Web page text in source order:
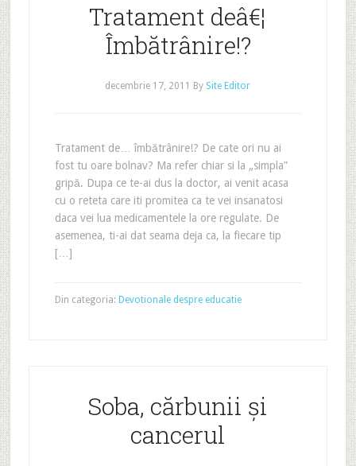
Tratament deâ€¦
Îmbătrânire!?
decembrie 17, 2011 By Site Editor
Tratament de… îmbătrânire!? De cate ori nu ai
fost tu oare bolnav? Ma refer chiar si la „simpla”
gripă. Dupa ce te-ai dus la doctor, ai venit acasa
cu o reteta care iti promitea ca te vei insanatosi
daca vei lua medicamentele la ore regulate. De
asemenea, ti-ai dat seama deja ca, la fiecare tip
[…]
Din categoria: Devotionale despre educatie
Soba, cărbunii și
cancerul